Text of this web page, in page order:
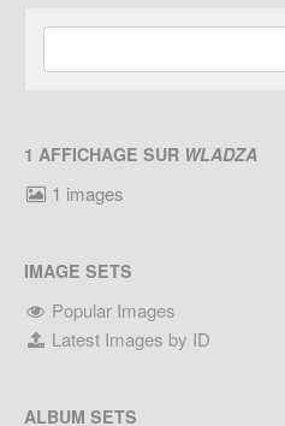
1 AFFICHAGE SUR WLADZA
1 images
IMAGE SETS
Popular Images
Latest Images by ID
ALBUM SETS